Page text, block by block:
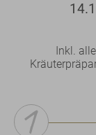
Inkl.